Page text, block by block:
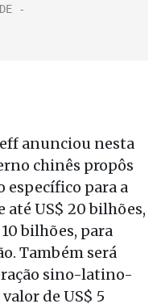
anunciou nesta
chinês propôs
específico para a
até US$ 20 bilhões,
bilhões, para
Também será
sino-latino-
de US$ 5